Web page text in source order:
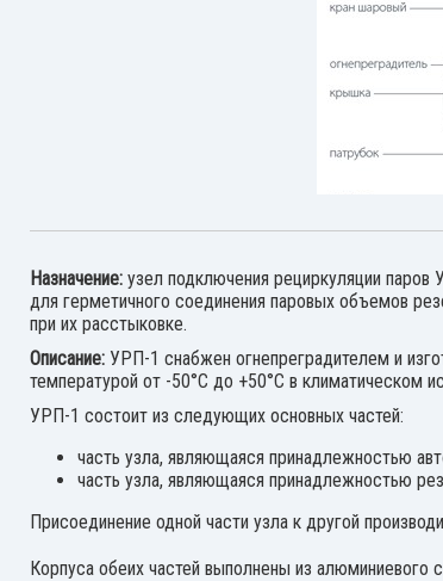
Назначение: узел подключения рециркуляции паров
для герметичного соединения паровых объемов
при их расстыковке.
Описание: УРП-1 снабжен огнепреградителем и
температурой от -50°C до +50°C в климатическом
УРП-1 состоит из следующих основных частей:
часть узла, являющаяся принадлежностью
часть узла, являющаяся принадлежностью
Присоединение одной части узла к другой
Корпуса обеих частей выполнены из алюминиевого